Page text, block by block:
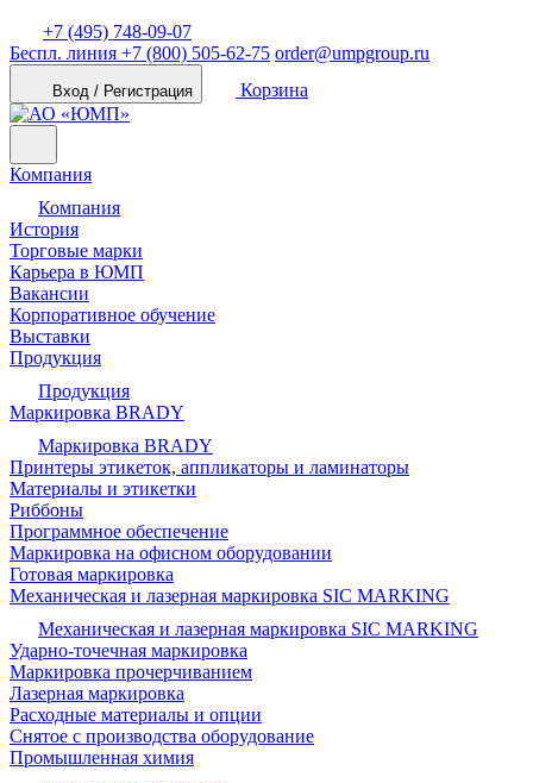
+7 (495) 748-09-07
Беспл. линия +7 (800) 505-62-75 order@umpgroup.ru
Вход / Регистрация Корзина
Компания
Компания
История
Торговые марки
Карьера в ЮМП
Вакансии
Корпоративное обучение
Выставки
Продукция
Продукция
Маркировка BRADY
Маркировка BRADY
Принтеры этикеток, аппликаторы и ламинаторы
Материалы и этикетки
Риббоны
Программное обеспечение
Маркировка на офисном оборудовании
Готовая маркировка
Механическая и лазерная маркировка SIC MARKING
Механическая и лазерная маркировка SIC MARKING
Ударно-точечная маркировка
Маркировка прочерчиванием
Лазерная маркировка
Расходные материалы и опции
Снятое с производства оборудование
Промышленная химия